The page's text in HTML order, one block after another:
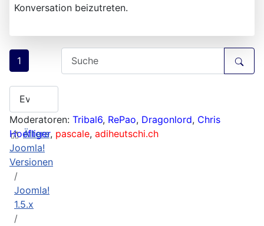
Konversation beizutreten.
1
Moderatoren: Tribal6, RePao, Dragonlord, Chris
Hoefliger, pascale, adiheutschi.ch
Ältere
Joomla!
Versionen
Joomla!
1.5.x